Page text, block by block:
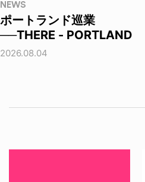
NEWS
ポートランド巡業
──THERE - PORTLAND
2026.08.04